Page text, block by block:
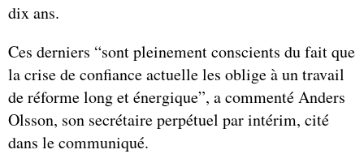
dix ans.
Ces derniers “sont pleinement conscients du fait que
la crise de confiance actuelle les oblige à un travail
de réforme long et énergique”, a commenté Anders
Olsson, son secrétaire perpétuel par intérim, cité
dans le communiqué.